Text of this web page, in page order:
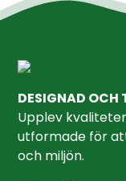
DESIGNAD OCH
Upplev
utformade för
och miljön.